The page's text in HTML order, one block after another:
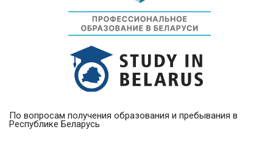
По вопросам получения образования и пребывания в
Республике Беларусь